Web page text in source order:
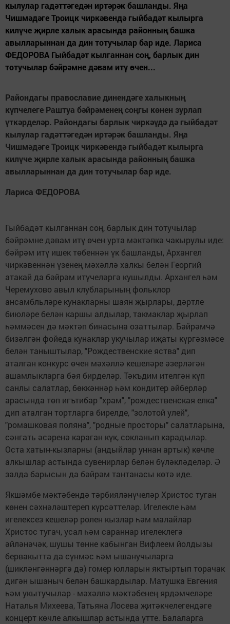
кылулар гадәттәгедән иртәрәк башланды. Яңа
Чишмәдәге Троицк чиркәвендә гыйбадәт кылырга
килүче җирле халык арасында районның башка
авылларыннан да дин тотучылар бар иде. Лариса
ФЕДОРОВА Гыйбадәт кылганнан соң, барлык дин
тотучылар бәйрәмне дәвам итү өчен...
Райондагы православие динендәге халыкның
күпчелеге Раштуа бәйрәменеңсоңгы көнен зурлап
үткәрделәр. Райондагы барлык чиркәүдәдә гыйбадәт
кылулар гадәттәгедән иртәрәк башланды. Яңа
Чишмәдәге Троицк чиркәвендә гыйбадәт кылырга
килүчеҗирле халык арасында районның башка
авылларыннан да дин тотучылар бар иде.
Лариса ФЕДОРОВА
Гыйбадәт кылганнан соң, барлык дин тотучылар
бәйрәмне дәвам итү өчен урта мәктәпкә чакырулы иде:
бәйрәм итү ишек төбеннән үк башланды, Архангел
чиркәвеннән үзенең мәхәллә халкы белән Георгий
атакай да бәйрәм итүчеләргә кушылды. Архангел һәм
Черемухово авыл клубларының фольклор
ансамбльләре кунакларны шаян җырлары, дәртле
биюләре белән каршы алдылар, такмаклар җырлап
һәммәсен дә мәктәп бинасына озаттылар. Бәйрәмчә
бизәлгән фойеда кунаклар укучылар иҗаты күргәзмәсе
белән таныштылар, "Рождественские яства" дип
аталган конкурс өчен мәхәллә кешеләре әзерләгән
ашамлыкларга бәя бирделәр. Тәкъдим ителгән күп
санлы салатлар, бөккәннәр һәм кондитер әйберләр
арасында төп игътибар "храм", "рождественская елка"
дип аталган тортларга бирелде, "золотой улей",
"ромашковая поляна", "родные просторы" салатларына,
сәнгать әсәренә караган күк, сокланып карадылар.
Оста хатын-кызларны (андыйлар уннан артык) көчле
алкышлар астында сувенирлар белән бүләкләделәр. Ә
залда барысын да бәйрәм тантанасы көтә иде.
Якшәмбе мәктәбендә тәрбияләнүчеләр Христос туган
көнен сәхнәләштереп күрсәттеләр. Игелекле һәм
игелексез кешеләр ролен кызлар һәм малайлар
Христос тугач, усал һәм сараннар игелеклегә
әйләнәчәк, шушы төнне кабынган Вифлеем йолдызы
бервакытта да сүнмәс һәм ышанучыларга
(шикләнгәннәргә дә) гомер юлларын яктыртып торачак
дигән ышаныч белән башкардылар. Матушка Евгения
һәм укытучылар - мәхәллә мәктәбенең ярдәмчеләре
Наталья Михеева, Татьяна Лосева җитәкчелегендәге
концерт көчле алкышлар астында үтте. Балаларга